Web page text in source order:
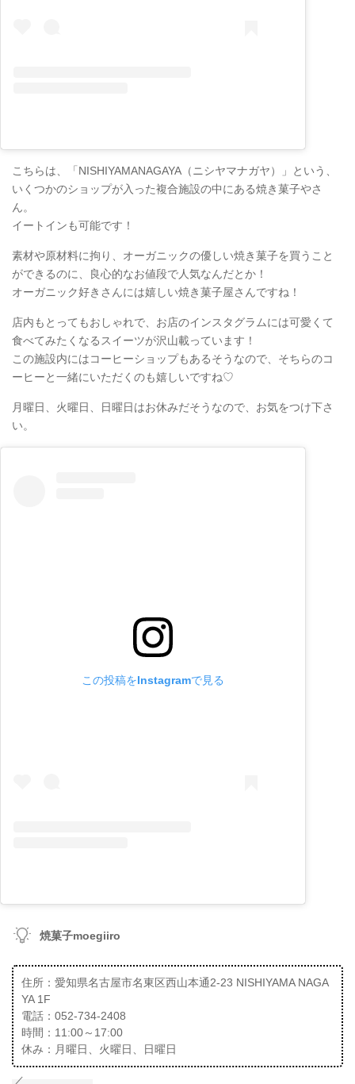
こちらは、「NISHIYAMANAGAYA（ニシヤマナガヤ）」という、
いくつかのショップが入った複合施設の中にある焼き菓子やさ
ん。
イートインも可能です！
素材や原材料に拘り、オーガニックの優しい焼き菓子を買うこと
ができるのに、良心的なお値段で人気なんだとか！
オーガニック好きさんには嬉しい焼き菓子屋さんですね！
店内もとってもおしゃれで、お店のインスタグラムには可愛くて
食べてみたくなるスイーツが沢山載っています！
この施設内にはコーヒーショップもあるそうなので、そちらのコ
ーヒーと一緒にいただくのも嬉しいですね♡
月曜日、火曜日、日曜日はお休みだそうなので、お気をつけ下さ
い。
この投稿をInstagramで見る
焼菓子moegiiro
住所：愛知県名古屋市名東区西山本通2-23 NISHIYAMA NAGA
YA 1F
電話：052-734-2408
時間：11:00～17:00
休み：月曜日、火曜日、日曜日